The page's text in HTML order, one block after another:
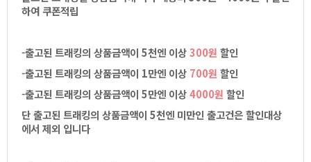
하여쿠폰적립
-출고된트래킹의상품금액이5천엔이상300원 할인
-출고된트래킹의상품금액이1만엔이상 700원 할인
-출고된트래킹의상품금액이5만엔이상4000원 할인
단출고된트래킹의상품금액이5천엔미만인출고건은할인대상
에서제외입니다